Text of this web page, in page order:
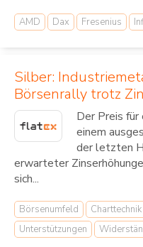
AMD Dax Fresenius
Silber:
Börsenrally trotz
Der Preis für
einem
der letzten
erwarteter
sich...
Börsenumfeld Charttechnik
Unterstützungen